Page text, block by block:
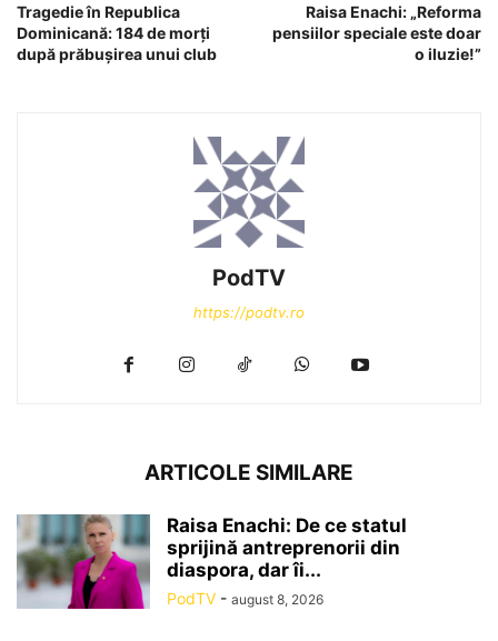
Tragedie în Republica
Dominicană: 184 de morți
după prăbușirea unui club
Raisa Enachi: „Reforma
pensiilor speciale este doar
o iluzie!”
PodTV
https://podtv.ro
ARTICOLE SIMILARE
Raisa Enachi: De ce statul
sprijină antreprenorii din
diaspora, dar îi...
PodTV - august 8, 2026